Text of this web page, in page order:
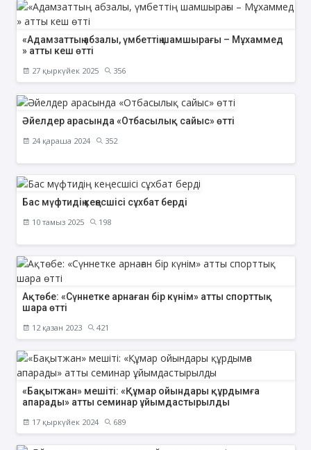
«Адамзаттың абзалы, үмбеттің шамшырағы – Мұхаммед
» атты кеш өтті
27 қыркүйек 2025 356
Әйелдер арасында «Отбасылық сайыс» өтті
24 қараша 2024 352
Бас мүфтидің кеңесшісі сұхбат берді
10 тамыз 2025 198
Ақтөбе: «Сүннетке арнаған бір күнім» атты спорттық
шара өтті
12 қазан 2023 421
«Бақытжан» мешіті: «Құмар ойындары құрдымға
апарады» атты семинар ұйымдастырылды
17 қыркүйек 2024 689